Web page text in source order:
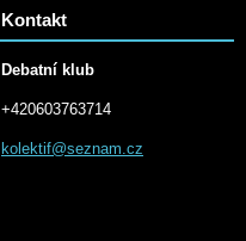
Kontakt
Debatní klub
+420603763714
kolektif@seznam.cz